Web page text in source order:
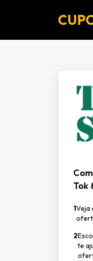
Tok
1Veja
2
te